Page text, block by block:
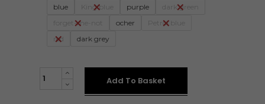
blue
King blue purple
dark green
forget-me-not
ocher
Petrol blue
red
dark grey
PONCSÓK
quantity
Add To Basket